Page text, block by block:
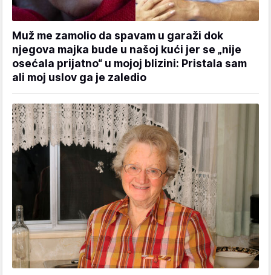
Muž me zamolio da spavam u garaži dok
njegova majka bude u našoj kući jer se „nije
osećala prijatno“ u mojoj blizini: Pristala sam
ali moj uslov ga je zaledio